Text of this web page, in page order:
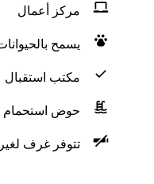
مركز أعمال
يسمح
مكتب استقبال على
حوض
تتوفر غرف